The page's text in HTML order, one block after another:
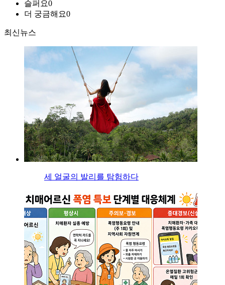
슬퍼요0
더 궁금해요0
최신뉴스
세 얼굴의 발리를 탐험하다